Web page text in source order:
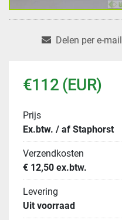
Delen per e-mail
€112 (EUR)
Prijs
Ex.btw. / af Staphorst
Verzendkosten
€ 12,50 ex.btw.
Levering
Uit voorraad